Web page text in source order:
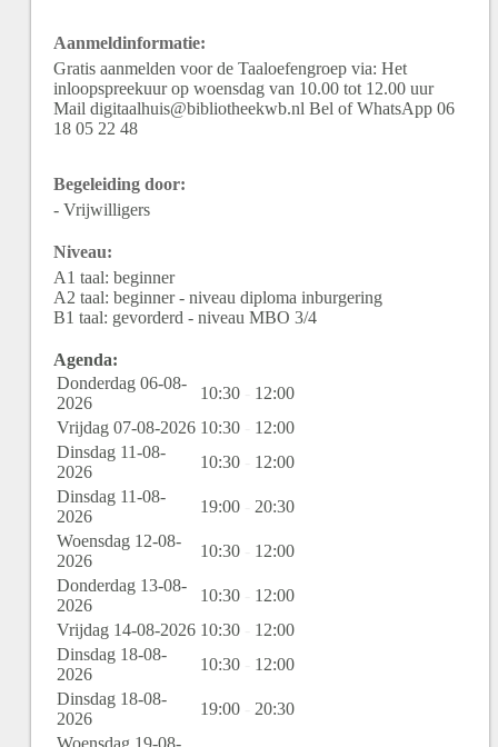
Aanmeldinformatie:
Gratis aanmelden voor de Taaloefengroep via: Het
inloopspreekuur op woensdag van 10.00 tot 12.00 uur
Mail digitaalhuis@bibliotheekwb.nl Bel of WhatsApp 06
18 05 22 48
Begeleiding door:
- Vrijwilligers
Niveau:
A1 taal: beginner
A2 taal: beginner - niveau diploma inburgering
B1 taal: gevorderd - niveau MBO 3/4
Agenda:
Donderdag 06-08-
2026
10:30
12:00
Vrijdag 07-08-2026 10:30
12:00
Dinsdag 11-08-
2026
10:30
12:00
Dinsdag 11-08-
2026
19:00
20:30
Woensdag 12-08-
2026
10:30
12:00
Donderdag 13-08-
2026
10:30
12:00
Vrijdag 14-08-2026 10:30
12:00
Dinsdag 18-08-
2026
10:30
12:00
Dinsdag 18-08-
2026
19:00
20:30
Woensdag 19-08-